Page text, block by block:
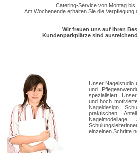
Catering-Service von Montag bis
Am Wochenende erhalten Sie die Verpflegung
Wir freuen uns auf Ihren
Kundenparkplätze sind
Unser Nagelstudio
und
spezialisiert.
und hoch
Nageldesign
praktischen
einzelnen Schritte